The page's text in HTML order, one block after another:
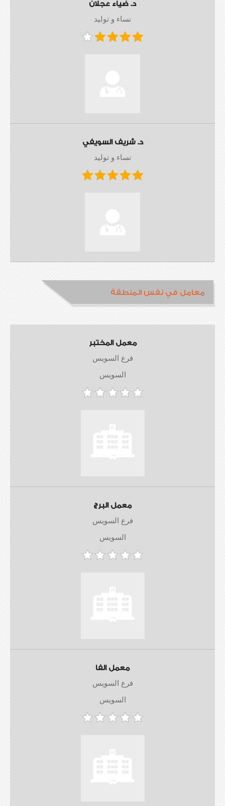
د. ضياء عجلان
نساء و توليد
د. شريف السويفي
نساء و توليد
معامل في نفس المنطقة
معمل المختبر
فرع السويس
السويس
معمل البرج
فرع السويس
السويس
معمل الفا
فرع السويس
السويس